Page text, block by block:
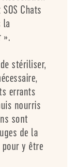
Chats
la
».
stériliser,
errants
nourris
sont
de la
pour y être